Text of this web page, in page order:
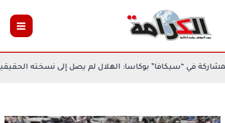
المحتوى
مكتسبات المشاركة في “سيكافا” بوكاسا: الهلال لم يصل إلى